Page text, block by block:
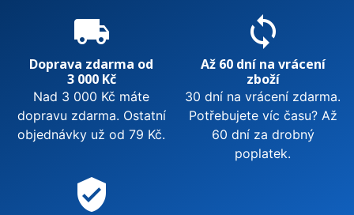
local_shipping
Doprava zdarma od
3 000 Kč
Nad 3 000 Kč máte
dopravu zdarma. Ostatní
objednávky už od 79 Kč.
sync
Až 60 dní na vrácení
zboží
30 dní na vrácení zdarma.
Potřebujete víc času? Až
60 dní za drobný
poplatek.
verified_user